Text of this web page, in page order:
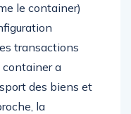
le container)
transactions
container a
des biens et
la